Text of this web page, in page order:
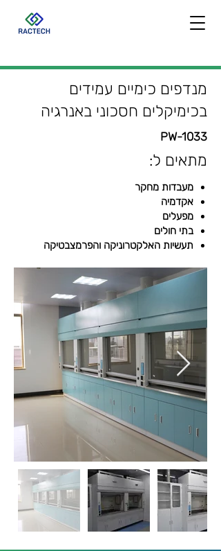
מנדפים כימיים עמידים
בכימיקלים חסכוני באנרגיה
PW-1033
מתאים ל:
מעבדות מחקר
אקדמיה
מפעלים
בתי חולים
תעשיות האלקטרוניקה והפרמצבטיקה